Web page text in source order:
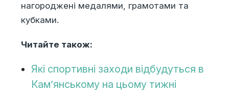
нагороджені медалями, грамотами та
кубками.
Читайте також:
Які спортивні заходи відбудуться в
Кам’янському на цьому тижні